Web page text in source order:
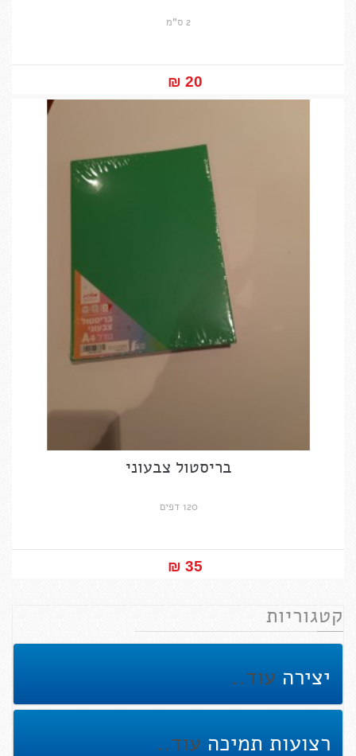
2 ס"מ
20 ₪‎
בריסטול צבעוני
120 דפים
35 ₪‎
קטגוריות
יצירה עוד..
רצועות תמיכה עוד..